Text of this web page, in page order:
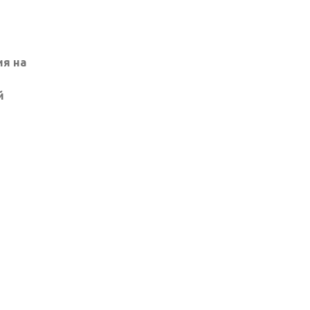
на